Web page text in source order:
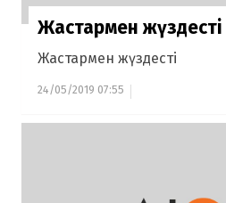
Жастармен жүздесті
Жастармен жүздесті
24/05/2019 07:55